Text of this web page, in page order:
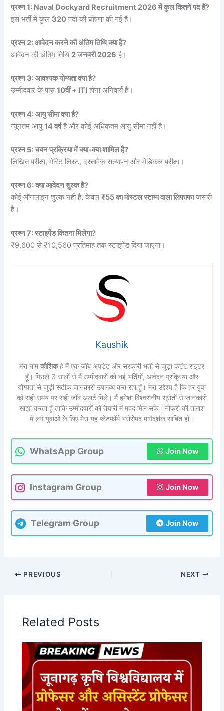
प्रश्न 1: Naval Dockyard Recruitment 2026 में कुल कितने पद हैं?
इस भर्ती में कुल 320 पदों की घोषणा की गई है।
प्रश्न 2: आवेदन करने की अंतिम तिथि क्या है?
आवेदन की अंतिम तिथि 2 जनवरी 2026 है।
प्रश्न 3: आवश्यक योग्यता क्या है?
उम्मीदवार के पास10वीं + ITI होना अनिवार्य है।
प्रश्न 4: आयु सीमा क्या है?
न्यूनतम आयु14 वर्षहै और कोई अधिकतम आयु सीमा नहीं है।
प्रश्न 5: चयन प्रक्रिया में क्या-क्या शामिल है?
लिखित परीक्षा, मेरिट लिस्ट, दस्तावेज़ सत्यापन और मेडिकल परीक्षा।
प्रश्न 6: क्या आवेदन शुल्क है?
कोई ऑनलाइन शुल्क नहीं है, केवल₹55 का पोस्टल स्टाम्प वाला लिफाफाजरूरी
है।
प्रश्न 7: स्टाइपेंड कितना मिलेगा?
₹9,600 से ₹10,560 प्रतिमाह तक स्टाइपेंड दिया जाएगा।
Kaushik
मेरा नामकौशिकहे मैं एक जॉब अपडेट और सरकारी भर्ती से जुड़ा कंटेंट राइटर
हूँ। पिछले 3 सालों से मैं उम्मीदवारों को नई भर्तियों, आवेदन प्रक्रिया और
योग्यता से जुड़ी सटीक जानकारी उपलब्ध करा रहा हूँ। मेरा उद्देश्य है कि हर युवा
को सही समय पर सही जॉब अलर्ट मिले। मैं हमेशा विश्वसनीय स्रोतों से जानकारी
साझा करता हूँ ताकि उम्मीदवारों को तैयारी में मदद मिल सके। नौकरी की तलाश
में लगे युवाओं के लिए मेरा यह प्लेटफॉर्म भरोसेमंद मार्गदर्शक साबित हो।
WhatsApp Group Join Now
Instagram Group Join Now
Telegram Group Join Now
PREVIOUS NEXT
Related Posts